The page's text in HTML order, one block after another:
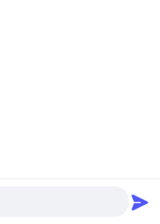
droits réservés.